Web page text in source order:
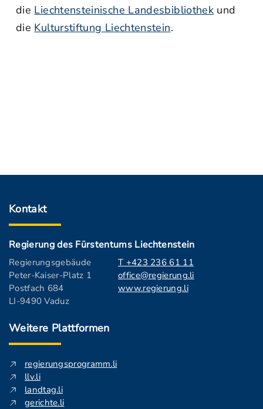
die Liechtensteinische Landesbibliothek und
die Kulturstiftung Liechtenstein.
Kontakt
Regierung des Fürstentums Liechtenstein
Regierungsgebäude
Peter-Kaiser-Platz 1
Postfach 684
LI-9490 Vaduz
T +423 236 61 11
office@regierung.li
www.regierung.li
Weitere Plattformen
regierungsprogramm.li
llv.li
landtag.li
gerichte.li